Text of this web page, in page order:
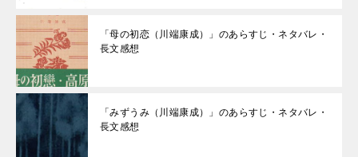
「母の初恋（川端康成）」のあらすじ・ネタバレ・
長文感想
「みずうみ（川端康成）」のあらすじ・ネタバレ・
長文感想